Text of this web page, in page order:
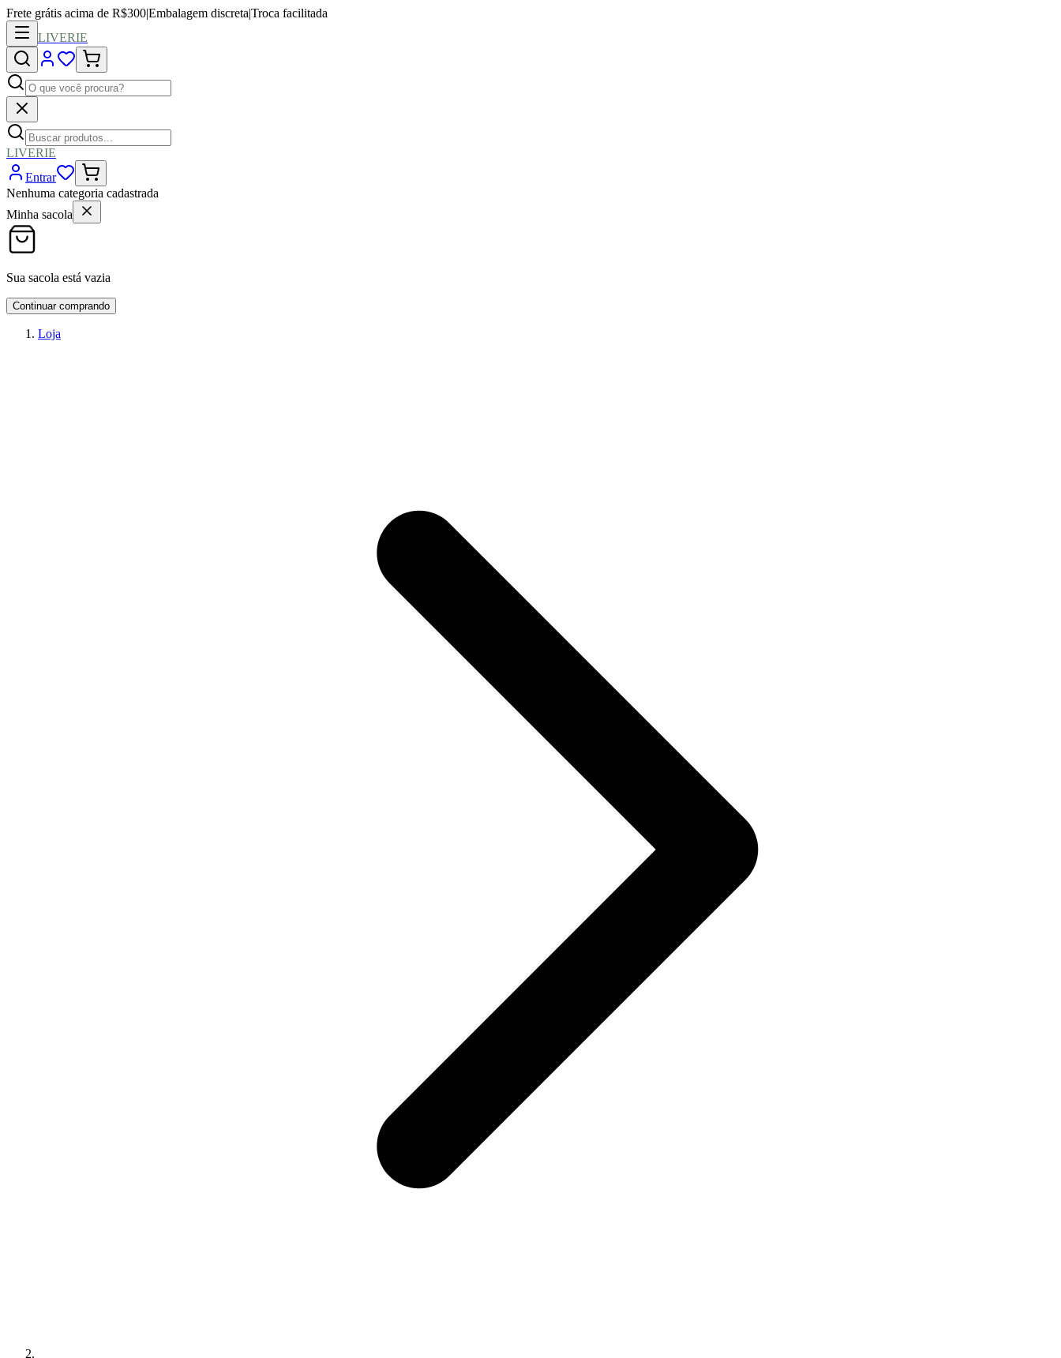
Frete grátis acima de R$300|Embalagem discreta|Troca facilitada
LIVERIE
LIVERIE
Entrar
Nenhuma categoria cadastrada
Minha sacola
Sua sacola está vazia
Continuar comprando
Loja